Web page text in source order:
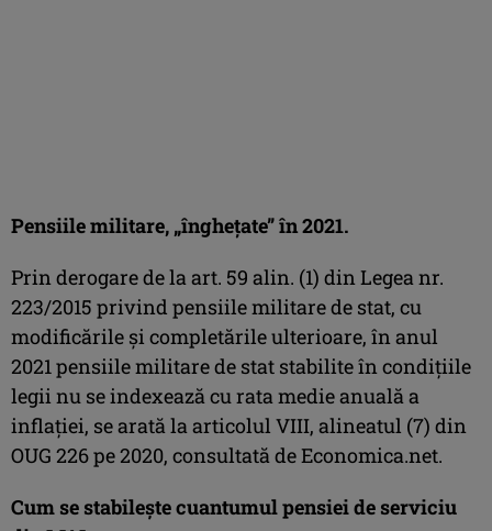
Pensiile militare, „îngheţate” în 2021.
Prin derogare de la art. 59 alin. (1) din Legea nr.
223/2015 privind pensiile militare de stat, cu
modificările și completările ulterioare, în anul
2021 pensiile militare de stat stabilite în condițiile
legii nu se indexează cu rata medie anuală a
inflaţiei, se arată la articolul VIII, alineatul (7) din
OUG 226 pe 2020, consultată de Economica.net.
Cum se stabileşte cuantumul pensiei de serviciu